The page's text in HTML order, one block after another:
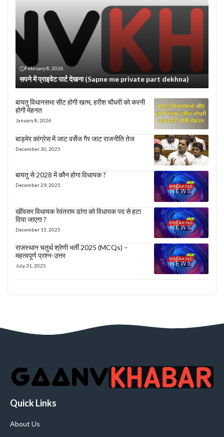
February 8, 2026
सपने में प्राइवेट पार्ट देखना (Sapne me private part dekhna)
बायतु विधानसभा सीट होगी खत्म, हरीश चौधरी को करनी
होगी मेहनत
January 8, 2026
बाड़मेर कांग्रेस में जाट वर्सेज गैर जाट राजनीति तेज
December 30, 2025
बायतु से 2028 में कौन होगा विधायक ?
December 29, 2025
खींवसर विधायक रेवंतराम डांगा को विधायक पद से हटा
दिया जाएगा ?
December 15, 2025
राजस्थान चतुर्थ श्रेणी भर्ती 2025 (MCQs) –
महत्वपूर्ण प्रश्न-उत्तर
July 31, 2025
Quick Links
About Us